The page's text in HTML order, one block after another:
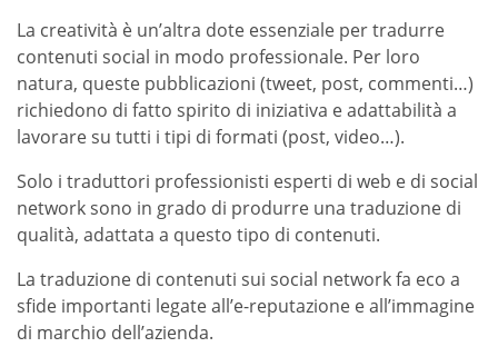
La creatività è un’altra dote essenziale per tradurre
contenuti social in modo professionale. Per loro
natura, queste pubblicazioni (tweet, post, commenti…)
richiedono di fatto spirito di iniziativa e adattabilità a
lavorare su tutti i tipi di formati (post, video…).
Solo i traduttori professionisti esperti di web e di social
network sono in grado di produrre una traduzione di
qualità, adattata a questo tipo di contenuti.
La traduzione di contenuti sui social network fa eco a
sfide importanti legate all’e-reputazione e all’immagine
di marchio dell’azienda.